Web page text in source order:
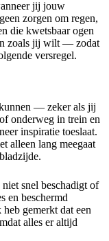
jij jouw
zorgen om regen,
die kwetsbaar ogen
zoals jij wilt — zodat
versregel.
— zeker als jij
onderweg in trein en
inspiratie toeslaat.
alleen lang meegaat
snel beschadigt of
en beschermd
gemerkt dat een
alles er altijd